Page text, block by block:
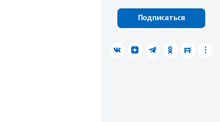
Подписаться